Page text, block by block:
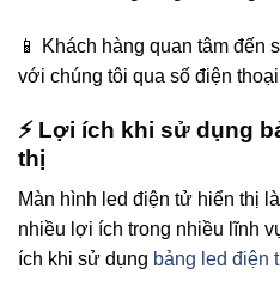
📱 Khách hàng quan tâm đến
với chúng tôi qua số điện
⚡ Lợi ích khi sử dụng
thị
Màn hình led điện tử hiển thị
nhiều lợi ích trong nhiều lĩnh
ích khi sử dụng bảng led điện